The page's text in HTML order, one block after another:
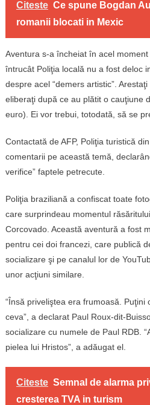
Citeste Ce spune Bogdan
romanii blocati in Mexic
Aventura s-a încheiat în acel
întrucât Poliţia locală nu a fost deloc
despre acel “demers artistic”.
eliberaţi după ce au plătit o cauţiune
euro). Ei vor trebui, totodată, să se
Contactată de AFP, Poliţia turistică
comentarii pe această temă,
verifice” faptele petrecute.
Poliţia braziliană a confiscat toate
care surprindeau momentul
Corcovado. Această aventură a fost
pentru cei doi francezi, care publică
socializare şi pe canalul lor de
unor acţiuni similare.
“Însă priveliştea era frumoasă. Puţini
ceva”, a declarat Paul Roux-dit-
socializare cu numele de Paul RDB.
pielea lui Hristos”, a adăugat el.
Citeste Semnal de alarma
cresterea TVA in turism